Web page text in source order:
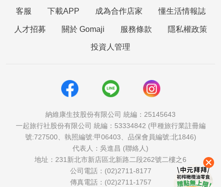
客服 下載APP 成為合作店家 懂生活情報誌
人才招募 關於 Gomaji 服務條款 隱私權政策
投資人管理
納維康生技股份有限公司 統編：25145643
一起旅行社股份有限公司 統編：53334842 (甲種旅行業註冊編
號:727500、執照編號:甲06403、品保會員編號:北1846)
代表人：吳進昌 (聯絡人)
地址：231新北市新店區北新路二段262號二樓之6
公司電話：(02)2711-8177
傳真電話：(02)2711-1757